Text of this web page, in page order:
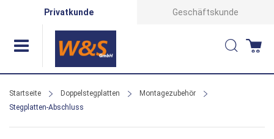
Privatkunde Geschäftskunde
Suche
Startseite Doppelstegplatten
Montagezubehör
Stegplatten-Abschluss